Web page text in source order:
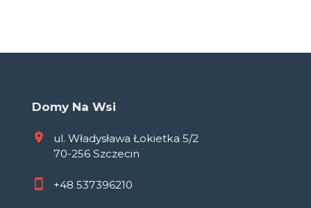
Domy Na Wsi
ul. Władysława Łokietka 5/2
70-256 Szczecin
+48 537396210